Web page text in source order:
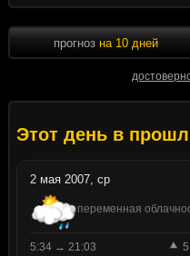
прогноз на 10 дней
Этот день в
2 мая 2007, ср
переменная
5:34 → 21:03